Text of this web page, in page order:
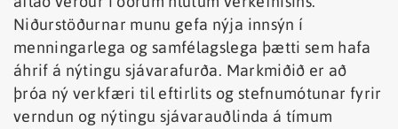
Niðurstöðurnar munu gefa nýja innsýn í
menningarlega og samfélagslega þætti sem hafa
áhrif á nýtingu sjávarafurða. Markmiðið er að
þróa ný verkfæri til eftirlits og stefnumótunar fyrir
verndun og nýtingu sjávarauðlinda á tímum